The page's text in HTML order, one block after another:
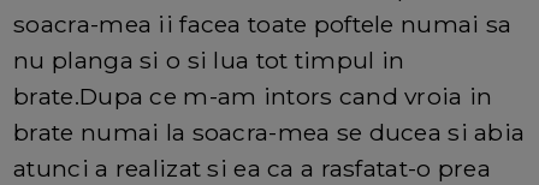
soacra-mea ii facea toate poftele numai sa
nu planga si o si lua tot timpul in
brate.Dupa ce m-am intors cand vroia in
brate numai la soacra-mea se ducea si abia
atunci a realizat si ea ca a rasfatat-o prea